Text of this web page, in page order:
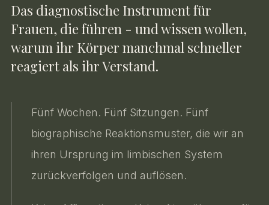
Das diagnostische Instrument für
Frauen, die führen - und wissen wollen,
warum ihr Körper manchmal schneller
reagiert als ihr Verstand.
Fünf Wochen. Fünf Sitzungen. Fünf
biographische Reaktionsmuster, die wir an
ihren Ursprung im limbischen System
zurückverfolgen und auflösen.